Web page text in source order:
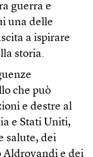
guerra e
una delle
a ispirare
storia.
che può
e destre al
e Stati Uniti,
salute, dei
Aldrovandi e dei